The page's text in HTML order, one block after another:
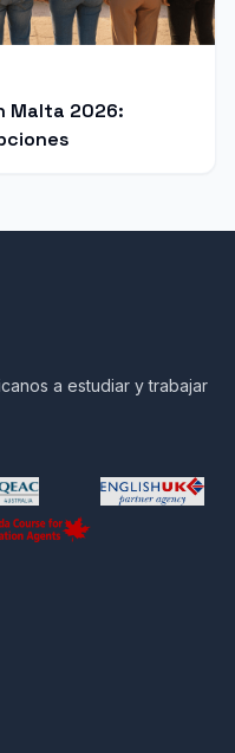
Malta 2026:
a estudiar y trabajar